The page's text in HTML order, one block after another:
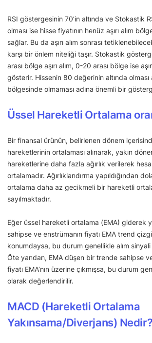
RSI göstergesinin 70’in altında ve Stokastik
olması ise hisse fiyatının henüz aşırı alım
sağlar. Bu da aşırı alım sonrası
karşı bir önlem niteliği taşır. Stokastik
arası bölge aşırı alım, 0-20 arası bölge ise
gösterir. Hissenin 80 değerinin altında olması
bölgesinde olmaması adına önemli bir
Üssel Hareketli Ortalama
Bir finansal ürünün, belirlenen dönem
hareketlerinin ortalaması alınarak, yakın
hareketlerine daha fazla ağırlık verilerek
ortalamadır. Ağırlıklandırma yapıldığından
ortalama daha az gecikmeli bir hareketli
sayılmaktadır.
Eğer üssel hareketli ortalama (EMA) giderek
sahipse ve enstrümanın fiyatı EMA trend
konumdaysa, bu durum genellikle alım sinyali
Öte yandan, EMA düşen bir trende sahipse
fiyatı EMA’nın üzerine çıkmışsa, bu durum
olarak değerlendirilir.
MACD (Hareketli Ortalama
Yakınsama/Diverjans) Nedir?